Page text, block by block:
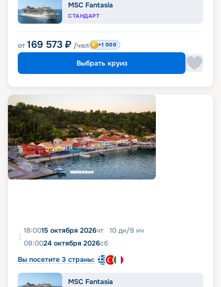
MSC Fantasia
СТАНДАРТ
от 169 573 ₽ /чел +1 000
Выбрать круиз
18:0015 октября 2026чт 10 дн/9 нч
08:0024 октября 2026сб
Вы посетите 3 страны:
MSC Fantasia